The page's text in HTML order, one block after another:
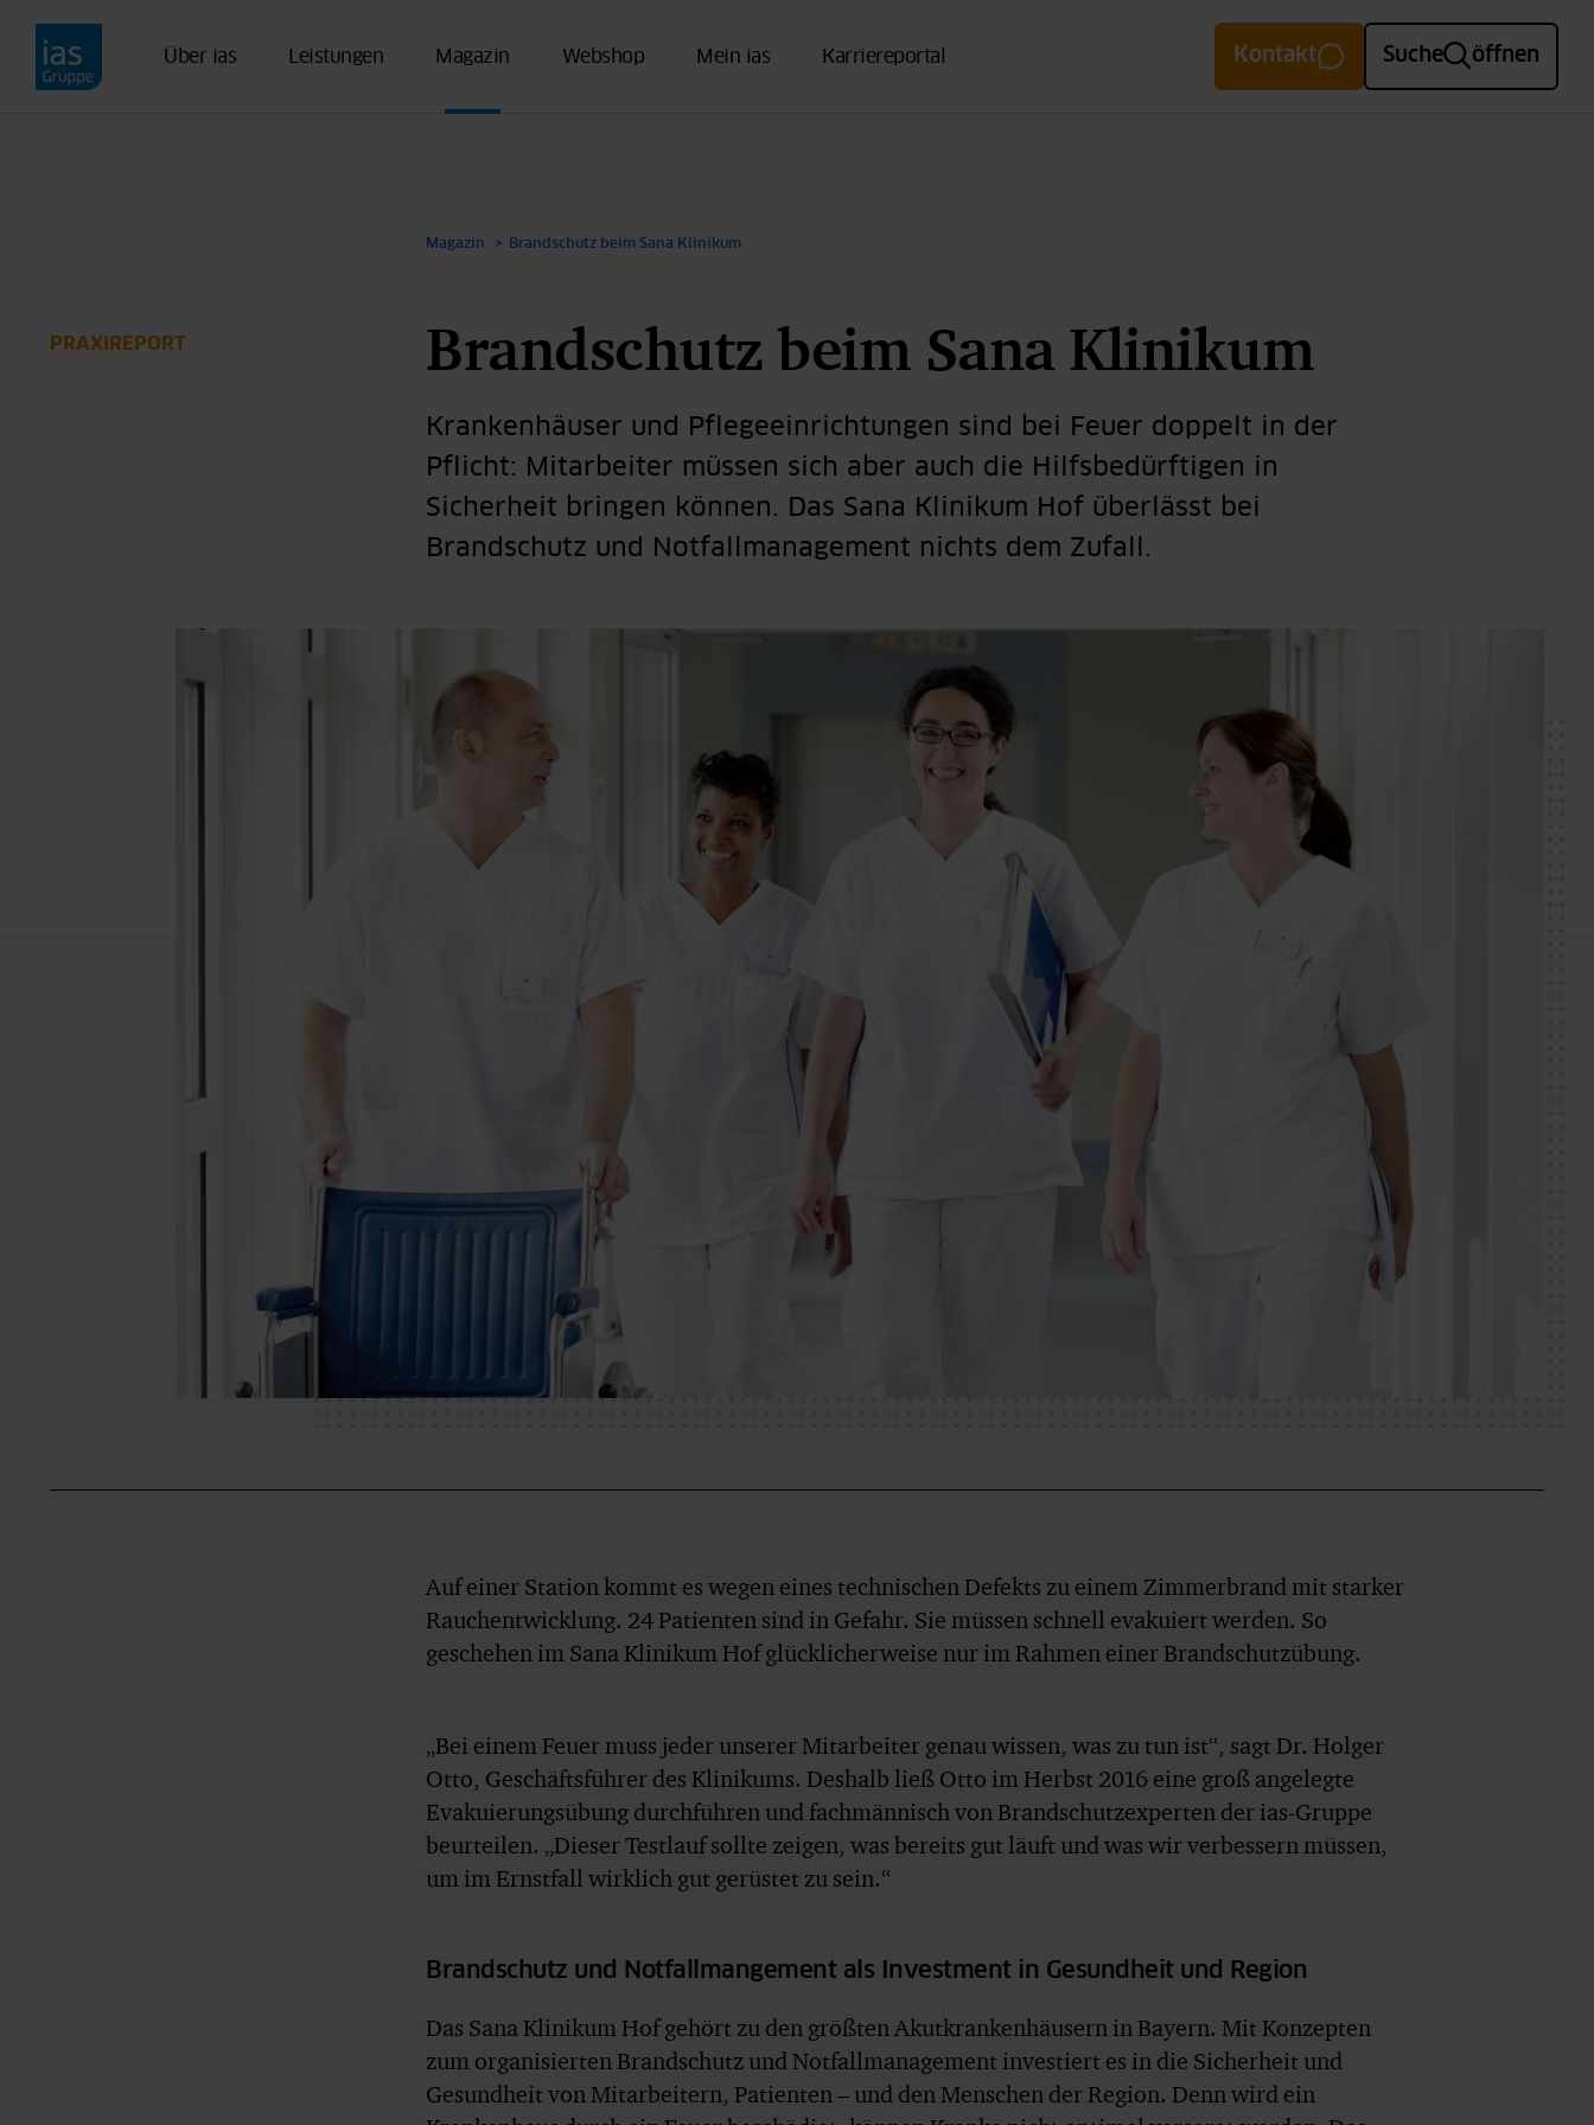
Direkt zum Inhalt
Über ias Leistungen Magazin Webshop Mein ias Karriereportal Kontakt Suche öffnen
Magazin Brandschutz beim Sana Klinikum
Brandschutz beim Sana Klinikum
Krankenhäuser und Pflegeeinrichtungen sind bei Feuer doppelt in der
Pflicht: Mitarbeiter müssen sich aber auch die Hilfsbedürftigen in
Sicherheit bringen können. Das Sana Klinikum Hof überlässt bei
Brandschutz und Notfallmanagement nichts dem Zufall.
PRAXIREPORT
Auf einer Station kommt es wegen eines technischen Defekts zu einem Zimmerbrand mit starker
Rauchentwicklung. 24 Patienten sind in Gefahr. Sie müssen schnell evakuiert werden. So
geschehen im Sana Klinikum Hof glücklicherweise nur im Rahmen einer Brandschutzübung.
„Bei einem Feuer muss jeder unserer Mitarbeiter genau wissen, was zu tun ist“, sagt Dr. Holger
Otto, Geschäftsführer des Klinikums. Deshalb ließ Otto im Herbst 2016 eine groß angelegte
Evakuierungsübung durchführen und fachmännisch von Brandschutzexperten der ias-Gruppe
beurteilen. „Dieser Testlauf sollte zeigen, was bereits gut läuft und was wir verbessern müssen,
um im Ernstfall wirklich gut gerüstet zu sein.“
Brandschutz und Notfallmangement als Investment in Gesundheit und Region
Das Sana Klinikum Hof gehört zu den größten Akutkrankenhäusern in Bayern. Mit Konzepten
zum organisierten Brandschutz und Notfallmanagement investiert es in die Sicherheit und
Gesundheit von Mitarbeitern, Patienten – und den Menschen der Region. Denn wird ein